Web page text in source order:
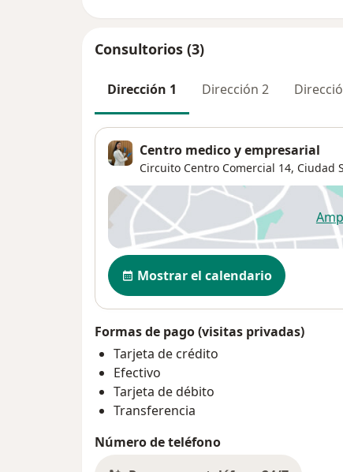
Consultorios (3)
Dirección 1 Dirección 2
Centro medico y empresarial
Circuito Centro Comercial 14, Ciudad
Disponibilidad
Mostrar el calendario
Formas de pago (visitas privadas)
Tarjeta de crédito
Efectivo
Tarjeta de débito
Transferencia
Número de teléfono